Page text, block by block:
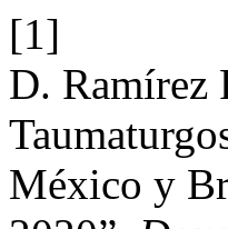
[1]
D. Ramírez
México y